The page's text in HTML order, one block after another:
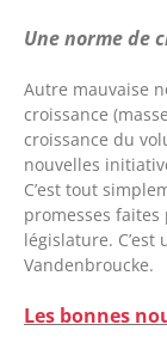
Une norme de
Autre mauvaise
croissance
croissance du
nouvelles
C’est tout
promesses
législature.
Vandenbroucke.
Les bonnes